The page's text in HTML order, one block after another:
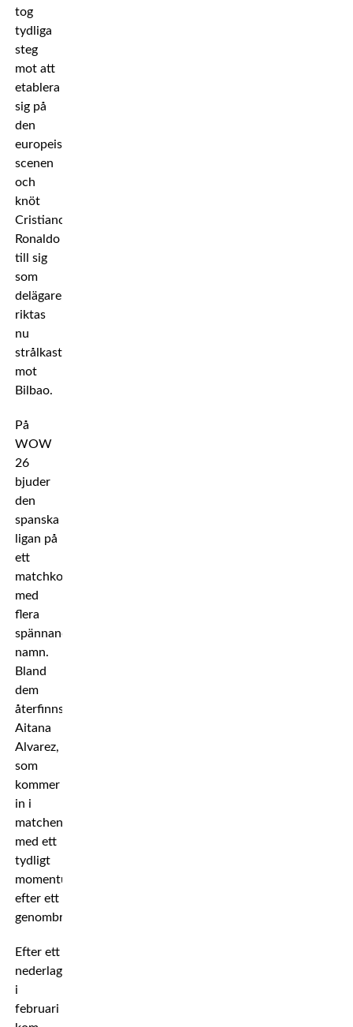
tog
tydliga
steg
mot att
etablera
sig på
den
europeiska
scenen
och
knöt
Cristiano
Ronaldo
till sig
som
delägare,
riktas
nu
strålkastarljuset
mot
Bilbao.
På
WOW
26
bjuder
den
spanska
ligan på
ett
matchkort
med
flera
spännande
namn.
Bland
dem
återfinns
Aitana
Alvarez,
som
kommer
in i
matchen
med ett
tydligt
momentum
efter ett
genombrottsår.
Efter ett
nederlag
i
februari